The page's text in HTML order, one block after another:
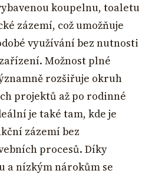
koupelnu, toaletu
zázemí, což umožňuje
využívání bez nutnosti
Možnost plné
rozšiřuje okruh
projektů až po rodinné
je také tam, kde je
zázemí bez
procesů. Díky
a nízkým nárokům se